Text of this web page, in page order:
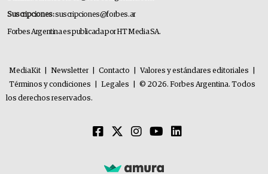
Suscripciones:suscripciones@forbes.ar
Forbes Argentina es publicada por HT Media SA.
MediaKit Newsletter Contacto Valores y estándares editoriales
Términos y condiciones
Legales
© 2026. Forbes Argentina. Todos
los derechos reservados.